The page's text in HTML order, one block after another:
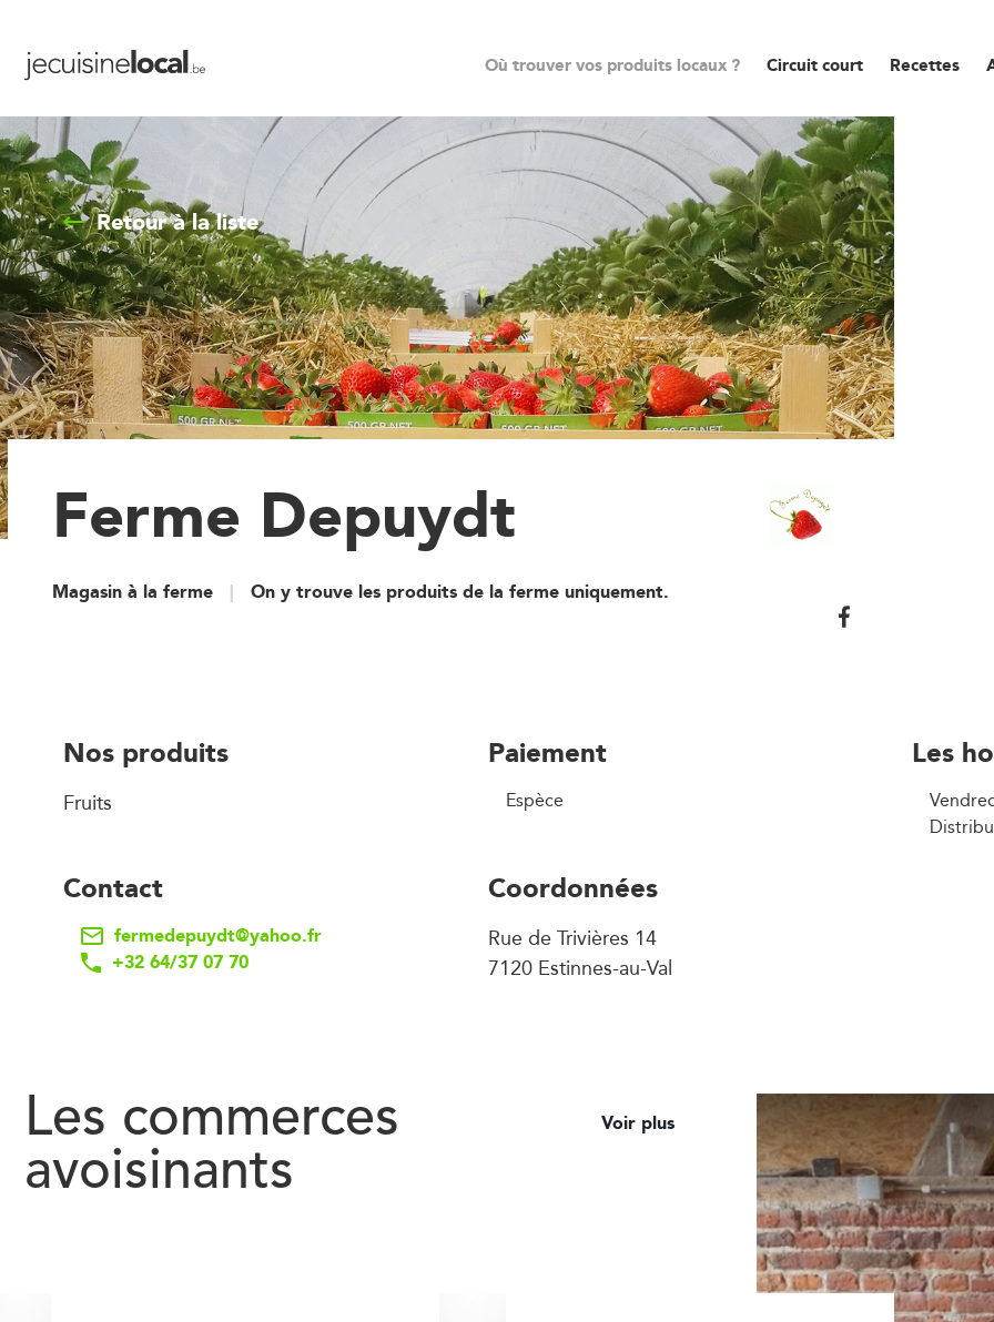
Où trouver vos produits locaux ? Circuit court Recettes
Retour à la liste
Ferme Depuydt
Magasin à la ferme On y trouve les produits de la ferme uniquement.
Nos produits
Fruits
Paiement
Espèce
Les
Contact
fermedepuydt@yahoo.fr
+32 64/37 07 70
Coordonnées
Rue de Trivières 14
7120 Estinnes-au-Val
Les commerces
avoisinants
Voir plus